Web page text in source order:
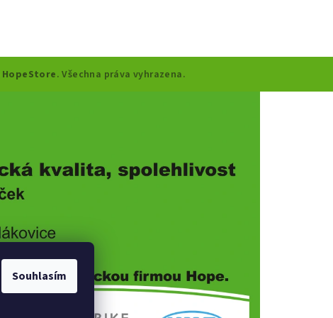
Souhlasím
HopeStore. Všechna práva vyhrazena.